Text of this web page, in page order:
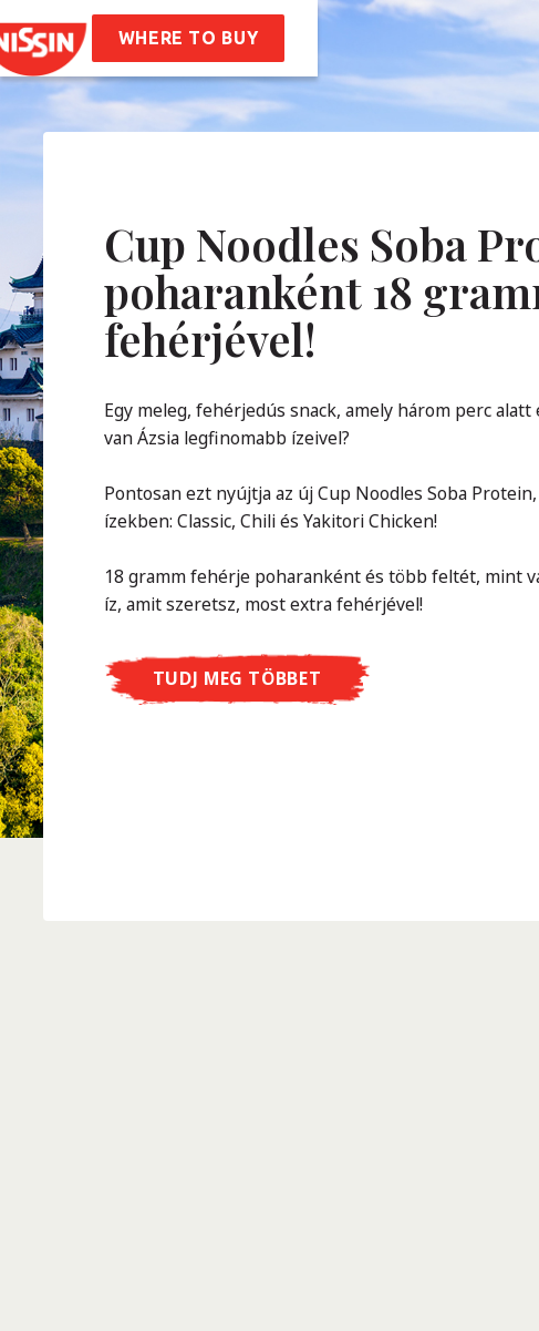
WHERE TO BUY
Vállalati Értékeink
Cup Noodles Soba
poharanként 18
fehérjével!
Egy meleg, fehérjedús snack, amely három perc
van Ázsia legfinomabb ízeivel?
Pontosan ezt nyújtja az új Cup Noodles Soba
ízekben: Classic, Chili és Yakitori Chicken!
18 gramm fehérje poharanként és több feltét, mint
íz, amit szeretsz, most extra fehérjével!
TUDJ MEG TÖBBET